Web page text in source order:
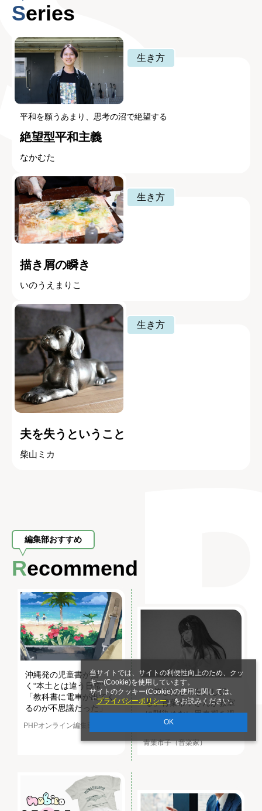
当サイトでは、サイトの利便性向上のため、クッ
キー(Cookie)を使用しています。
サイトのクッキー(Cookie)の使用に関しては、
「 プライバシーポリシー」をお読みください。
OK
Series
生き方
平和を願うあまり、思考の沼で絶望する
絶望型平和主義
なかむた
生き方
描き屑の瞬き
いのうえまりこ
生き方
夫を失うということ
柴山ミカ
編集部おすすめ
Recommend
沖縄発の児童書が描
く“本土とは違う日常”
「教科書に電車が出てく
るのが不思議だった」
PHPオンライン編集部
「信じたものを信じ切
る」青葉市子さんが教室
に馴染めない思春期を過
ごし見つけた軸
青葉市子（音楽家）